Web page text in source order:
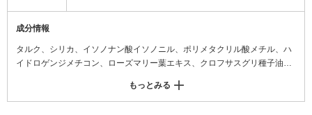
成分情報
タルク、シリカ、イソノナン酸イソノニル、ポリメタクリル酸メチル、ハ
イドロゲンジメチコン、ローズマリー葉エキス、クロフサスグリ種子油、
キス、ラウロイルリシン、デシレングリコール、含水シリカ、トコフェロ
ール、ステアリン酸Mg、フェノキシエタノール、酸化鉄、硫酸Ba、黄4
もっとみる